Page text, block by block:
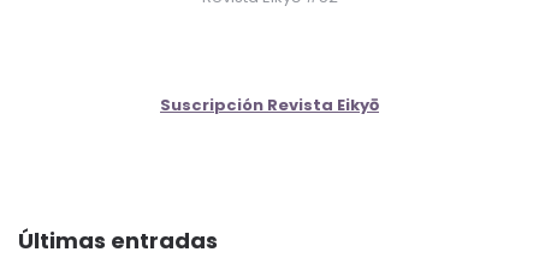
Suscripción Revista Eikyō
Últimas entradas